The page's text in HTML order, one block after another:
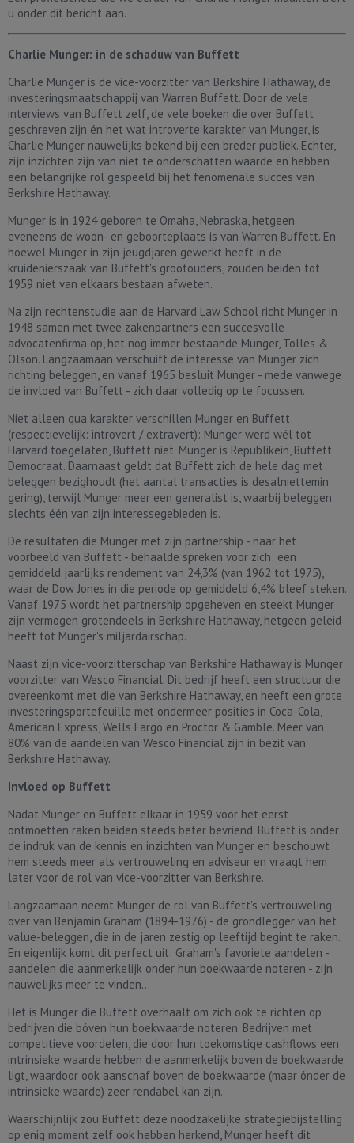
u onder dit bericht aan.
Charlie Munger: in de schaduw van Buffett
Charlie Munger is de vice-voorzitter van Berkshire Hathaway, de
investeringsmaatschappij van Warren Buffett. Door de vele
interviews van Buffett zelf, de vele boeken die over Buffett
geschreven zijn én het wat introverte karakter van Munger, is
Charlie Munger nauwelijks bekend bij een breder publiek. Echter,
zijn inzichten zijn van niet te onderschatten waarde en hebben
een belangrijke rol gespeeld bij het fenomenale succes van
Berkshire Hathaway.
Munger is in 1924 geboren te Omaha, Nebraska, hetgeen
eveneens de woon- en geboorteplaats is van Warren Buffett. En
hoewel Munger in zijn jeugdjaren gewerkt heeft in de
kruidenierszaak van Buffett's grootouders, zouden beiden tot
1959 niet van elkaars bestaan afweten.
Na zijn rechtenstudie aan de Harvard Law School richt Munger in
1948 samen met twee zakenpartners een succesvolle
advocatenfirma op, het nog immer bestaande Munger, Tolles &
Olson. Langzaamaan verschuift de interesse van Munger zich
richting beleggen, en vanaf 1965 besluit Munger - mede vanwege
de invloed van Buffett - zich daar volledig op te focussen.
Niet alleen qua karakter verschillen Munger en Buffett
(respectievelijk: introvert / extravert): Munger werd wél tot
Harvard toegelaten, Buffett niet. Munger is Republikein, Buffett
Democraat. Daarnaast geldt dat Buffett zich de hele dag met
beleggen bezighoudt (het aantal transacties is desalniettemin
gering), terwijl Munger meer een generalist is, waarbij beleggen
slechts één van zijn interessegebieden is.
De resultaten die Munger met zijn partnership - naar het
voorbeeld van Buffett - behaalde spreken voor zich: een
gemiddeld jaarlijks rendement van 24,3% (van 1962 tot 1975),
waar de Dow Jones in die periode op gemiddeld 6,4% bleef steken.
Vanaf 1975 wordt het partnership opgeheven en steekt Munger
zijn vermogen grotendeels in Berkshire Hathaway, hetgeen geleid
heeft tot Munger's miljardairschap.
Naast zijn vice-voorzitterschap van Berkshire Hathaway is Munger
voorzitter van Wesco Financial. Dit bedrijf heeft een structuur die
overeenkomt met die van Berkshire Hathaway, en heeft een grote
investeringsportefeuille met ondermeer posities in Coca-Cola,
American Express, Wells Fargo en Proctor & Gamble. Meer van
80% van de aandelen van Wesco Financial zijn in bezit van
Berkshire Hathaway.
Invloed op Buffett
Nadat Munger en Buffett elkaar in 1959 voor het eerst
ontmoetten raken beiden steeds beter bevriend. Buffett is onder
de indruk van de kennis en inzichten van Munger en beschouwt
hem steeds meer als vertrouweling en adviseur en vraagt hem
later voor de rol van vice-voorzitter van Berkshire.
Langzaamaan neemt Munger de rol van Buffett's vertrouweling
over van Benjamin Graham (1894-1976) - de grondlegger van het
value-beleggen, die in de jaren zestig op leeftijd begint te raken.
En eigenlijk komt dit perfect uit: Graham's favoriete aandelen -
aandelen die aanmerkelijk onder hun boekwaarde noteren - zijn
nauwelijks meer te vinden...
Het is Munger die Buffett overhaalt om zich ook te richten op
bedrijven die bóven hun boekwaarde noteren. Bedrijven met
competitieve voordelen, die door hun toekomstige cashflows een
intrinsieke waarde hebben die aanmerkelijk boven de boekwaarde
ligt, waardoor ook aanschaf boven de boekwaarde (maar ónder de
intrinsieke waarde) zeer rendabel kan zijn.
Waarschijnlijk zou Buffett deze noodzakelijke strategiebijstelling
op enig moment zelf ook hebben herkend, Munger heeft dit